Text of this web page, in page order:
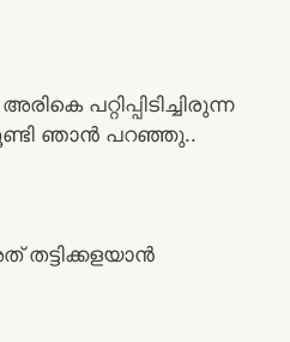
പറ്റിപ്പിടിച്ചിരുന്ന
ഞാൻ പറഞ്ഞു..
തട്ടിക്കളയാൻ